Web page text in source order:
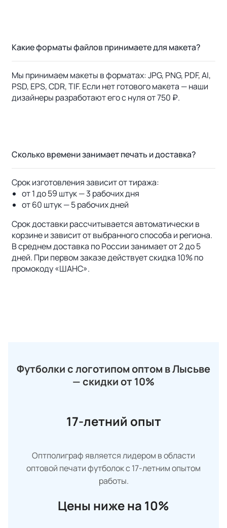
Какие форматы файлов принимаете для макета?
Мы принимаем макеты в форматах: JPG, PNG, PDF, AI,
PSD, EPS, CDR, TIF. Если нет готового макета — наши
дизайнеры разработают его с нуля от 750 ₽.
Сколько времени занимает печать и доставка?
Срок изготовления зависит от тиража:
от 1 до 59 штук — 3 рабочих дня
от 60 штук — 5 рабочих дней
Срок доставки рассчитывается автоматически в
корзине и зависит от выбранного способа и региона.
В среднем доставка по России занимает от 2 до 5
дней. При первом заказе действует скидка 10% по
промокоду «ШАНС».
Футболки с логотипом оптом в Лысьве
— скидки от 10%
17-летний опыт
Оптполиграф является лидером в области
оптовой печати футболок с 17-летним опытом
работы.
Цены ниже на 10%